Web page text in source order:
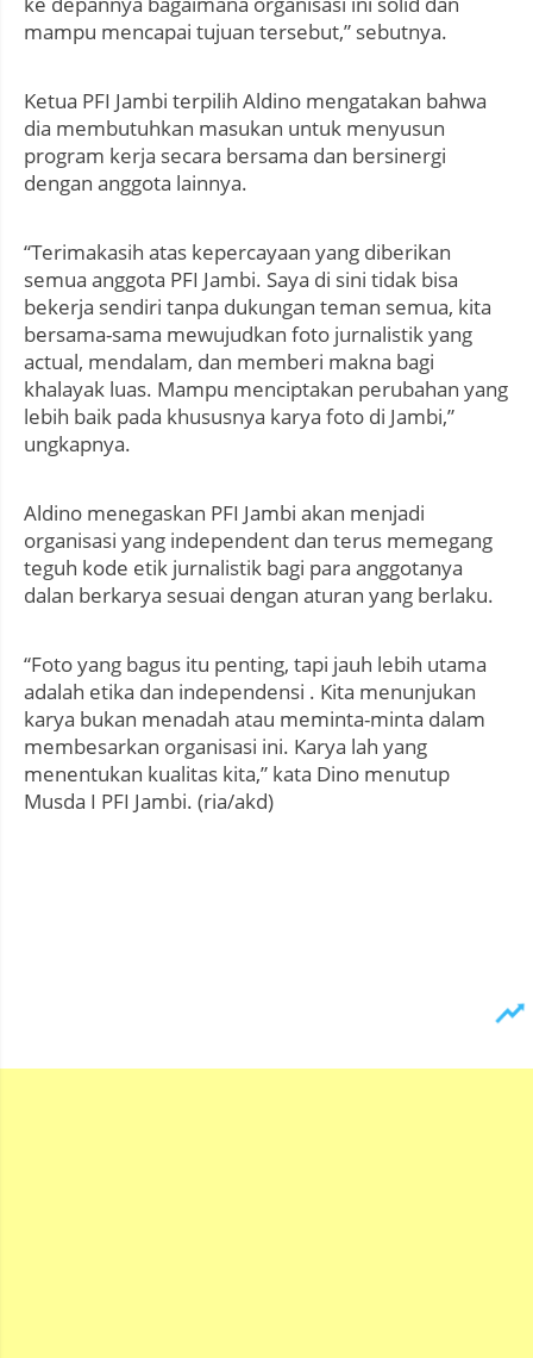
mampu mencapai tujuan tersebut,” sebutnya.
Ketua PFI Jambi terpilih Aldino mengatakan bahwa
dia membutuhkan masukan untuk menyusun
program kerja secara bersama dan bersinergi
dengan anggota lainnya.
“Terimakasih atas kepercayaan yang diberikan
semua anggota PFI Jambi. Saya di sini tidak bisa
bekerja sendiri tanpa dukungan teman semua, kita
bersama-sama mewujudkan foto jurnalistik yang
actual, mendalam, dan memberi makna bagi
khalayak luas. Mampu menciptakan perubahan yang
lebih baik pada khususnya karya foto di Jambi,”
ungkapnya.
Aldino menegaskan PFI Jambi akan menjadi
organisasi yang independent dan terus memegang
teguh kode etik jurnalistik bagi para anggotanya
dalan berkarya sesuai dengan aturan yang berlaku.
“Foto yang bagus itu penting, tapi jauh lebih utama
adalah etika dan independensi . Kita menunjukan
karya bukan menadah atau meminta-minta dalam
membesarkan organisasi ini. Karya lah yang
menentukan kualitas kita,” kata Dino menutup
Musda I PFI Jambi. (ria/akd)